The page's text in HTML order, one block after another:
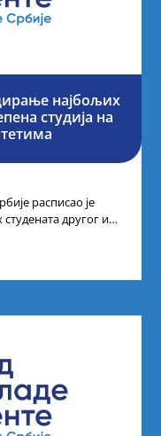
најбољих
студија на
расписао је
другог и